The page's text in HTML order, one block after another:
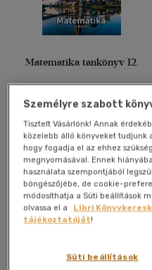
Matematika tankönyv 12.
Árinformációk
Online ár:1 190 Ft
Kosárba
Személyre szabott
Tisztelt Vásárlónk! Annak
közelebb álló könyveket tudjunk
hogy fogadja el az ehhez
megnyomásával. Ennek
használata szempontjából
böngészőjébe, de cookie-
módosíthatja a Süti beállítások
olvassa el a
Libri
tájékoztatóját!
Süti beállítások